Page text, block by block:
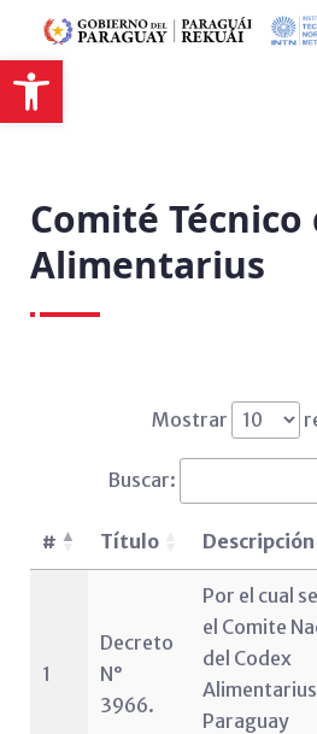
Abrir barra de
Comité Técnico
Alimentarius
Mostrar
Buscar:
# Título Descripción
1
Decreto
N°
3966.
Por el cual
el Comite
del Codex
Alimentarius
Paraguay